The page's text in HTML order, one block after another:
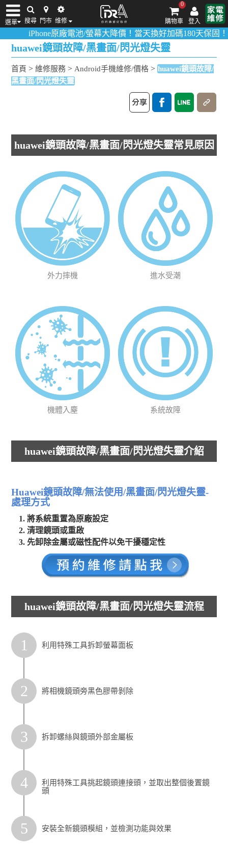
選單 搜尋 門市 维修 登入
0
購物車
iPhone維修/價格 筆電維修/價格 Android手機維修/價格 MacBook維修/價
原廠電池/螢幕大降價！當天換好加碼180天保固！活動詳
huawei鏡頭故障/黑畫面/閃光燈失靈
首頁 >維修服務 > Android手機維修/價格 > huawei鏡頭故障/
黑畫面/閃光燈失靈
huawei鏡頭故障/黑畫面/閃光燈失靈常見原因
外力摔機 進水受潮
機體入塵 系統故障
huawei鏡頭故障/黑畫面/閃光燈失靈介紹
Huawei鏡頭故障/無法使用/黑畫面/閃光燈失靈-
處理方式
將系統重置為原廠設定
清理鏡頭或重啟
先卸除金屬或磁性配件以免干擾穩定性
huawei鏡頭故障/黑畫面/閃光燈失靈流程
1 利用特殊工具拆卸螢幕面板
2 將相機鏡頭旁黑色膠帶剝除
3 拆卸螺絲與鏡頭外部金屬板
4
利用特殊工具挑起鏡頭連接頭，並取出整個後置鏡
頭
5 安裝全新鏡頭模組，並檢測功能與效果